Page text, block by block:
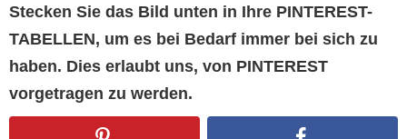
Stecken Sie das Bild unten in Ihre PINTEREST-
TABELLEN, um es bei Bedarf immer bei sich zu
haben. Dies erlaubt uns, von PINTEREST
vorgetragen zu werden.